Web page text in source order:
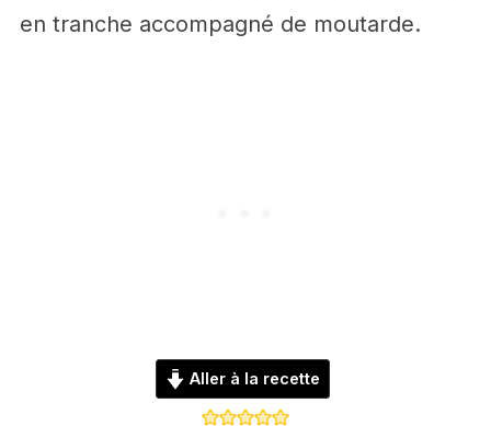
en tranche accompagné de moutarde.
Aller à la recette